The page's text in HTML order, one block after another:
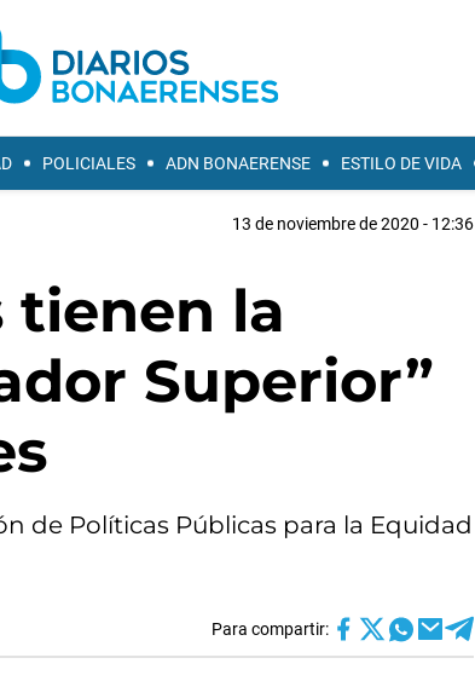
POLICIALES ADN BONAERENSE ESTILO DE VIDA
13 de noviembre de 2020 - 12:36
tienen la
Superior”
de Políticas Públicas para la Equidad
Para compartir: